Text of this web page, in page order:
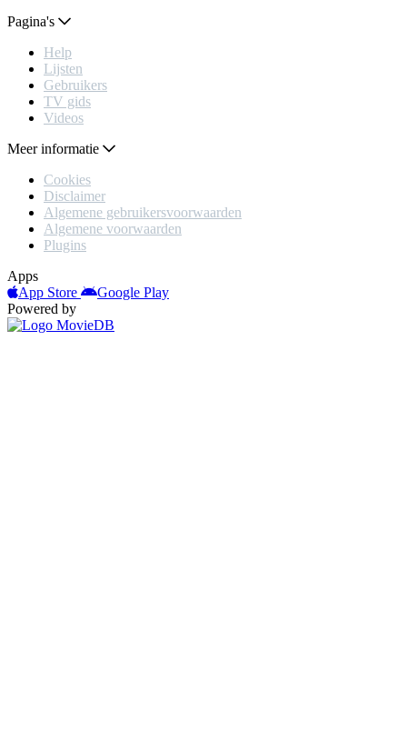
Pagina's
Help
Lijsten
Gebruikers
TV gids
Videos
Meer informatie
Cookies
Disclaimer
Algemene gebruikersvoorwaarden
Algemene voorwaarden
Plugins
Apps
App Store
Google Play
Powered by